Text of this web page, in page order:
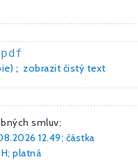
; zobrazit čistý text
smluv:
12.49; částka
platná